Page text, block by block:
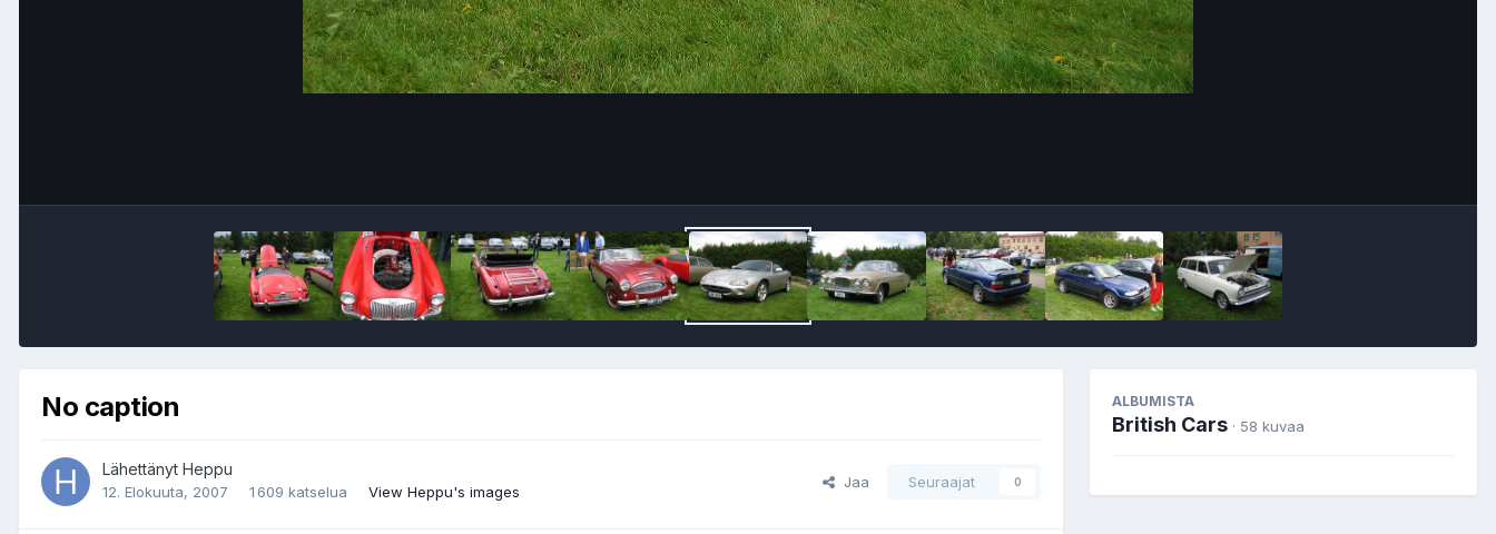
No caption
Lähettänyt Heppu
12. Elokuuta, 2007 1 609 katselua View Heppu's images
Jaa Seuraajat 0
ALBUMISTA
British Cars · 58 kuvaa